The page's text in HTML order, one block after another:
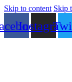
Skip to content Skip
Instagram